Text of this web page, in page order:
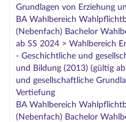
Grundlagen von Erziehung
BA Wahlbereich
(Nebenfach) Bachelor
ab SS 2024 > Wahlbereich
- Geschichtliche und
und Bildung (2013) (gültig
und gesellschaftliche
Vertiefung
BA Wahlbereich
(Nebenfach) Bachelor